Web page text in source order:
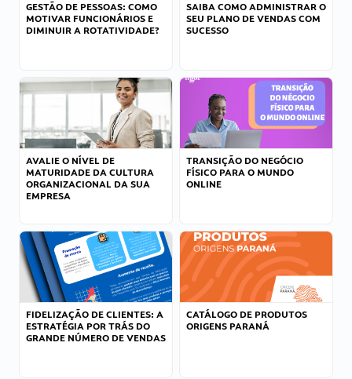
GESTÃO DE PESSOAS: COMO
MOTIVAR FUNCIONÁRIOS E
DIMINUIR A ROTATIVIDADE?
SAIBA COMO ADMINISTRAR O
SEU PLANO DE VENDAS COM
SUCESSO
AVALIE O NÍVEL DE
MATURIDADE DA CULTURA
ORGANIZACIONAL DA SUA
EMPRESA
TRANSIÇÃO DO NEGÓCIO
FÍSICO PARA O MUNDO
ONLINE
FIDELIZAÇÃO DE CLIENTES: A
ESTRATÉGIA POR TRÁS DO
GRANDE NÚMERO DE VENDAS
CATÁLOGO DE PRODUTOS
ORIGENS PARANÁ